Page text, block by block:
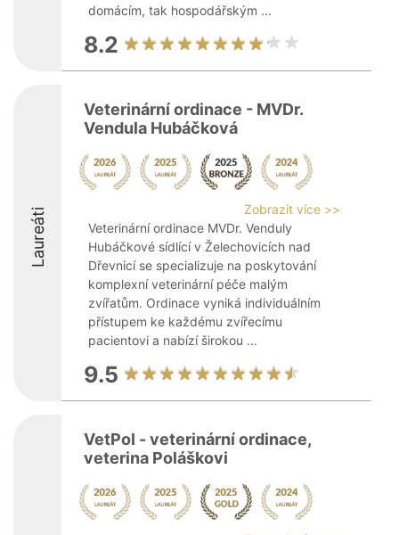
domácím, tak hospodářským ...
8.2
Laureáti
Veterinární ordinace - MVDr.
Vendula Hubáčková
Zobrazit více >>
Veterinární ordinace MVDr. Venduly
Hubáčkové sídlící v Želechovicích nad
Dřevnicí se specializuje na poskytování
komplexní veterinární péče malým
zvířatům. Ordinace vyniká individuálním
přístupem ke každému zvířecímu
pacientovi a nabízí širokou ...
9.5
VetPol - veterinární ordinace,
veterina Poláškovi